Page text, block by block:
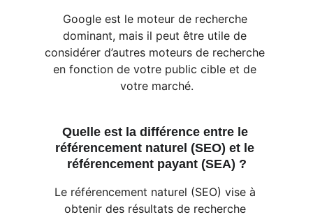
Google est le moteur de recherche
dominant, mais il peut être utile de
considérer d’autres moteurs de recherche
en fonction de votre public cible et de
votre marché.
Quelle est la différence entre le
référencement naturel (SEO) et le
référencement payant (SEA) ?
Le référencement naturel (SEO) vise à
obtenir des résultats de recherche